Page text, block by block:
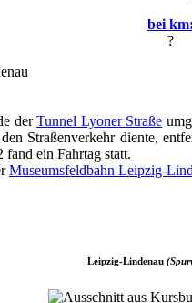
bei km:
?
derTunnel Lyoner Straße
Straßenverkehr diente,
ein Fahrtag statt.
Museumsfeldbahn Leipzig-
Leipzig-Lindenau